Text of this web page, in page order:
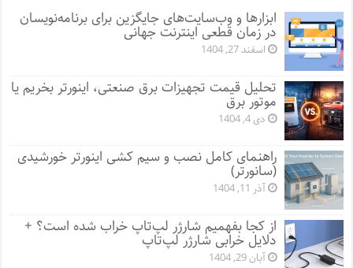
ابزارها و وب‌سایت‌های جایگزین برای برنامه‌نویسان
در زمان قطعی اینترنت جهانی
اسفند 27, 1404
تحلیل قیمت تجهیزات برق صنعتی، اینورتر بخریم یا
موتور برق
دی 4, 1404
راهنمای کامل نصب و سیم کشی اینورتر خورشیدی
(سانورتر)
آذر 11, 1404
از کجا بفهمیم شارژر لپ‌تاپ خراب شده است؟ +
دلایل خرابی شارژر لپ‌تاپ
آبان 29, 1404